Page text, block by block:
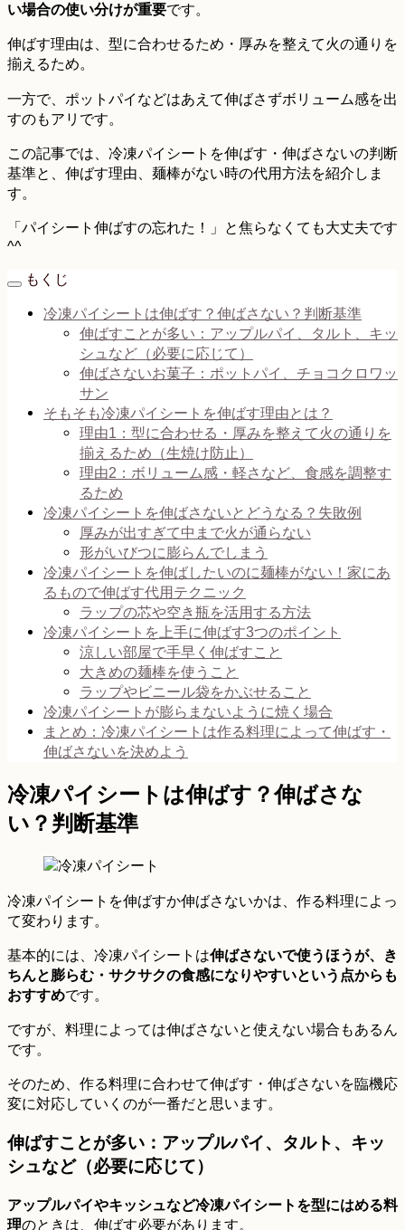
い場合の使い分けが重要です。
伸ばす理由は、型に合わせるため・厚みを整えて火の通りを
揃えるため。
一方で、ポットパイなどはあえて伸ばさずボリューム感を出
すのもアリです。
この記事では、冷凍パイシートを伸ばす・伸ばさないの判断
基準と、伸ばす理由、麺棒がない時の代用方法を紹介しま
す。
「パイシート伸ばすの忘れた！」と焦らなくても大丈夫です
^^
もくじ
冷凍パイシートは伸ばす？伸ばさない？判断基準
伸ばすことが多い：アップルパイ、タルト、キッ
シュなど（必要に応じて）
伸ばさないお菓子：ポットパイ、チョコクロワッ
サン
そもそも冷凍パイシートを伸ばす理由とは？
理由1：型に合わせる・厚みを整えて火の通りを
揃えるため（生焼け防止）
理由2：ボリューム感・軽さなど、食感を調整す
るため
冷凍パイシートを伸ばさないとどうなる？失敗例
厚みが出すぎて中まで火が通らない
形がいびつに膨らんでしまう
冷凍パイシートを伸ばしたいのに麺棒がない！家にあ
るもので伸ばす代用テクニック
ラップの芯や空き瓶を活用する方法
冷凍パイシートを上手に伸ばす3つのポイント
涼しい部屋で手早く伸ばすこと
大きめの麺棒を使うこと
ラップやビニール袋をかぶせること
冷凍パイシートが膨らまないように焼く場合
まとめ：冷凍パイシートは作る料理によって伸ばす・
伸ばさないを決めよう
冷凍パイシートは伸ばす？伸ばさな
い？判断基準
冷凍パイシートを伸ばすか伸ばさないかは、作る料理によっ
て変わります。
基本的には、冷凍パイシートは伸ばさないで使うほうが、き
ちんと膨らむ・サクサクの食感になりやすいという点からも
おすすめです。
ですが、料理によっては伸ばさないと使えない場合もあるん
です。
そのため、作る料理に合わせて伸ばす・伸ばさないを臨機応
変に対応していくのが一番だと思います。
伸ばすことが多い：アップルパイ、タルト、キッ
シュなど（必要に応じて）
アップルパイやキッシュなど冷凍パイシートを型にはめる料
理のときは、伸ばす必要があります。